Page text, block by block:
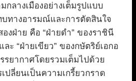
กลางเมืองอย่างเต็มรูปแบบ
ทางอารมณ์และการตัดสินใจ
องฝ่าย คือ “ฝ่ายดำ” ของราชินี
ละ “ฝ่ายเขียว” ของกษัตริย์เอกอ
รยากาศโดยรวมเต็มไปด้วย
ปลี่ยนเป็นความเกรี้ยวกราด